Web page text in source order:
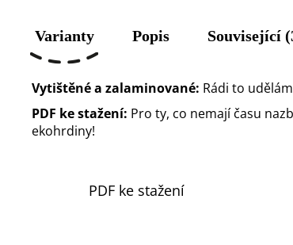
Varianty Popis Související
Vytištěné a zalaminované: Rádi to
PDF ke stažení: Pro ty, co nemají času
ekohrdiny!
PDF ke stažení